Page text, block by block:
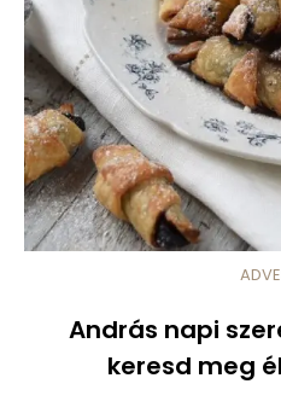
András napi
keresd meg